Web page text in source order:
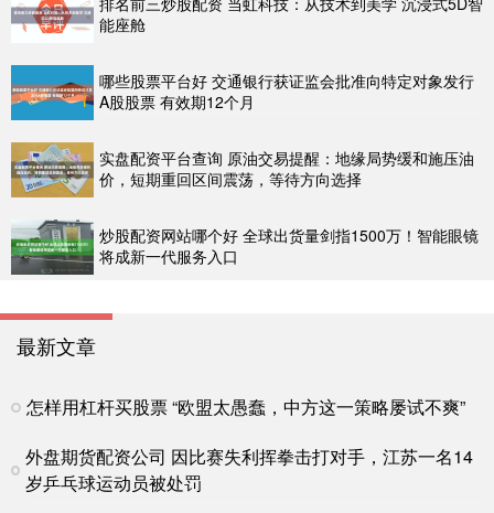
能座舱
哪些股票平台好 交通银行获证监会批准向特定对象发行
A股股票 有效期12个月
实盘配资平台查询 原油交易提醒：地缘局势缓和施压油
价，短期重回区间震荡，等待方向选择
炒股配资网站哪个好 全球出货量剑指1500万！智能眼镜
将成新一代服务入口
最新文章
怎样用杠杆买股票 “欧盟太愚蠢，中方这一策略屡试不爽”
外盘期货配资公司 因比赛失利挥拳击打对手，江苏一名14
岁乒乓球运动员被处罚